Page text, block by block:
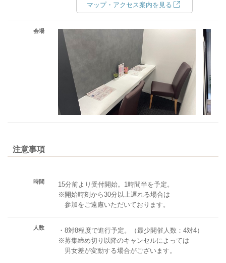
マップ・アクセス案内を見る
会場
注意事項
時間
15分前より受付開始。1時間半を予定。
※開始時刻から30分以上遅れる場合は
参加をご遠慮いただいております。
人数
・8対8程度で進行予定。（最少開催人数：4対4）
※募集締め切り以降のキャンセルによっては
男女差が変動する場合がございます。